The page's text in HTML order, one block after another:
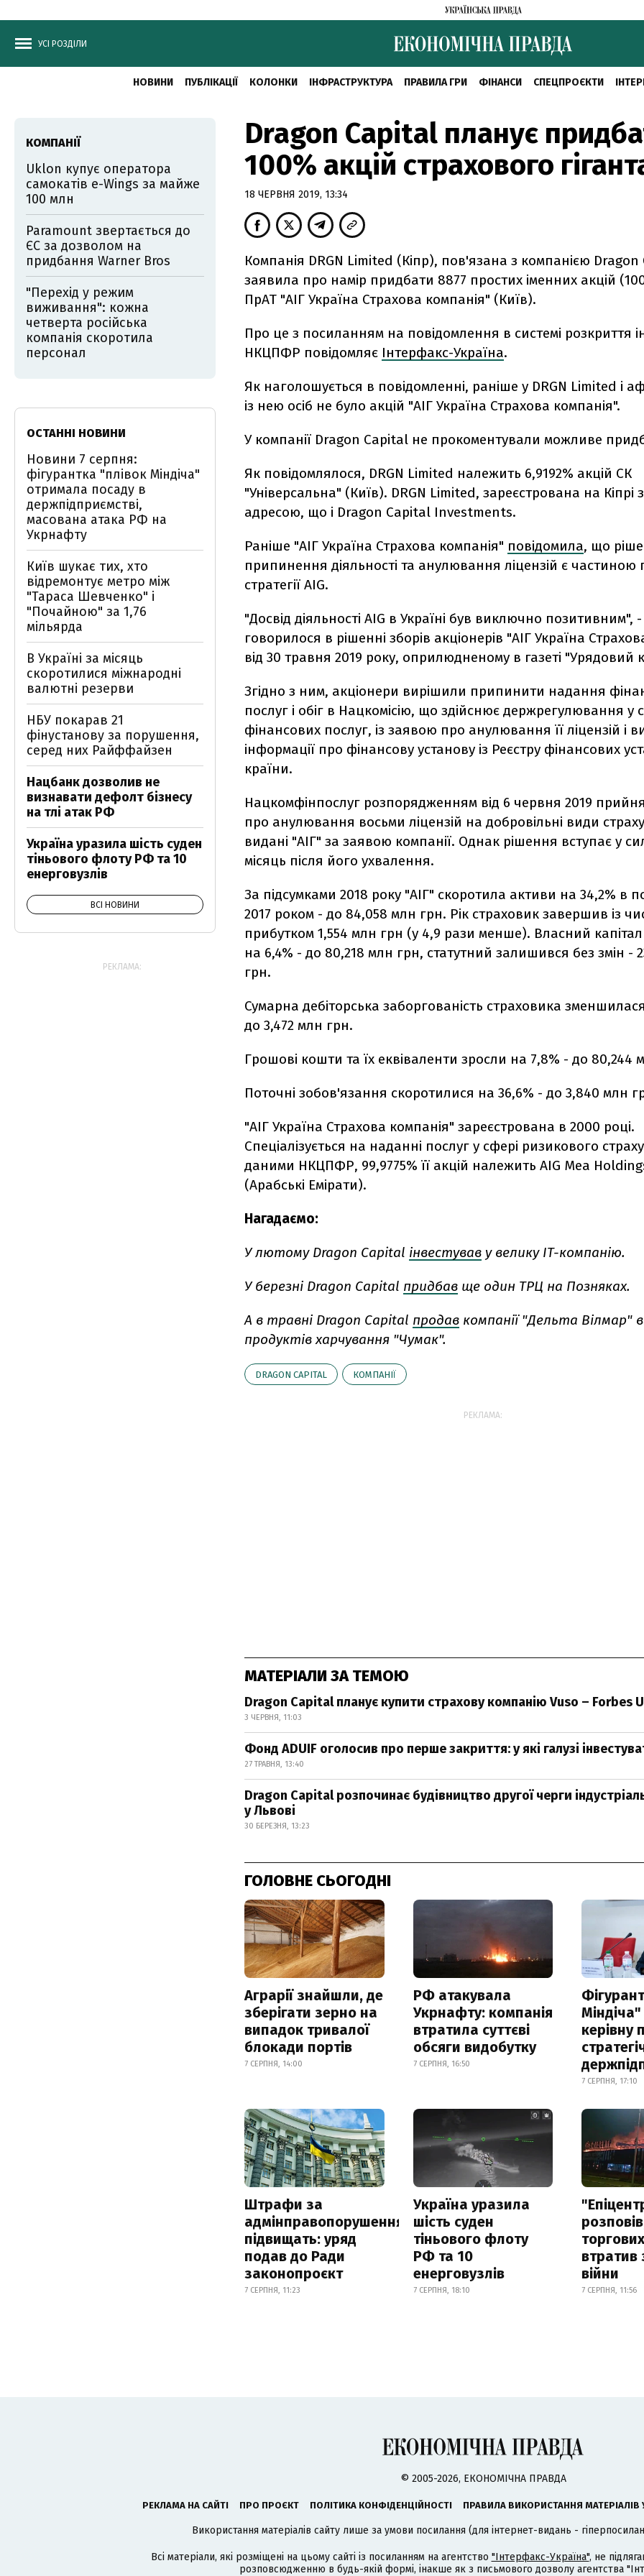
УСІ РОЗДІЛИ
НОВИНИ ПУБЛІКАЦІЇ КОЛОНКИ ІНФРАСТРУКТУРА ПРАВИЛА ГРИ ФІНАНСИ СПЕЦПРОЄКТИ
Dragon Capital планує
100% акцій страхового
18 ЧЕРВНЯ 2019, 13:34
Компанія DRGN Limited (Кіпр), пов'язана з компанією
заявила про намір придбати 8877 простих іменних акцій
ПрАТ "АІГ Україна Страхова компанія" (Київ).
Про це з посиланням на повідомлення в системі розкриття
НКЦПФР повідомляє Інтерфакс-Україна.
Як наголошується в повідомленні, раніше у DRGN Limited і
із нею осіб не було акцій "АІГ Україна Страхова компанія".
У компанії Dragon Capital не прокоментували можливе
Як повідомлялося, DRGN Limited належить 6,9192% акцій СК
"Універсальна" (Київ). DRGN Limited, зареєстрована на Кіпрі
адресою, що і Dragon Capital Investments.
Раніше "АІГ Україна Страхова компанія" повідомила, що
припинення діяльності та анулювання ліцензій є частиною
стратегії AIG.
"Досвід діяльності AIG в Україні був виключно позитивним", -
говорилося в рішенні зборів акціонерів "АІГ Україна
від 30 травня 2019 року, оприлюдненому в газеті "Урядовий
Згідно з ним, акціонери вирішили припинити надання
послуг і обіг в Нацкомісію, що здійснює держрегулювання у
фінансових послуг, із заявою про анулювання її ліцензій і
інформації про фінансову установу із Реєстру фінансових
країни.
Нацкомфінпослуг розпорядженням від 6 червня 2019
про анулювання восьми ліцензій на добровільні види
видані "АІГ" за заявою компанії. Однак рішення вступає у
місяць після його ухвалення.
За підсумками 2018 року "АІГ" скоротила активи на 34,2% в
2017 роком - до 84,058 млн грн. Рік страховик завершив із
прибутком 1,554 млн грн (у 4,9 рази менше). Власний
на 6,4% - до 80,218 млн грн, статутний залишився без змін -
грн.
Сумарна дебіторська заборгованість страховика
до 3,472 млн грн.
Грошові кошти та їх еквіваленти зросли на 7,8% - до 80,244
Поточні зобов'язання скоротилися на 36,6% - до 3,840 млн
"АІГ Україна Страхова компанія" зареєстрована в 2000 році.
Спеціалізується на наданні послуг у сфері ризикового
даними НКЦПФР, 99,9775% її акцій належить AIG Mea
(Арабські Емірати).
Нагадаємо:
У лютому Dragon Capital інвестував у велику IT-компанію.
У березні Dragon Capital придбав ще один ТРЦ на Позняках.
А в травні Dragon Capital продав компанії "Дельта Вілмар"
продуктів харчування "Чумак".
DRAGON СAPITAL КОМПАНІЇ
РЕКЛАМА:
МАТЕРІАЛИ ЗА ТЕМОЮ
Dragon Capital планує купити страхову компанію Vuso – Forbes
3 ЧЕРВНЯ, 11:03
Фонд ADUIF оголосив про перше закриття: у які галузі
27 ТРАВНЯ, 13:40
Dragon Capital розпочинає будівництво другої черги
у Львові
30 БЕРЕЗНЯ, 13:23
ГОЛОВНЕ СЬОГОДНІ
Аграрії знайшли, де
зберігати зерно на
випадок тривалої
блокади портів
7 СЕРПНЯ, 14:00
РФ атакувала
Укрнафту: компанія
втратила суттєві
обсяги видобутку
7 СЕРПНЯ, 16:50
керівну
7 СЕРПНЯ, 17:10
Штрафи за
адмінправопорушення
підвищать: уряд
подав до Ради
законопроєкт
7 СЕРПНЯ, 11:23
Україна уразила
шість суден
тіньового флоту
РФ та 10
енерговузлів
7 СЕРПНЯ, 18:10
втратив
війни
7 СЕРПНЯ, 11:56
КОМПАНІЇ
Uklon купує оператора
самокатів e-Wings за майже
100 млн
Paramount звертається до
ЄС за дозволом на
придбання Warner Bros
"Перехід у режим
виживання": кожна
четверта російська
компанія скоротила
персонал
ОСТАННІ НОВИНИ
Новини 7 серпня:
фігурантка "плівок Міндіча"
отримала посаду в
держпідприємстві,
масована атака РФ на
Укрнафту
Київ шукає тих, хто
відремонтує метро між
"Тараса Шевченко" і
"Почайною" за 1,76
мільярда
В Україні за місяць
скоротилися міжнародні
валютні резерви
НБУ покарав 21
фінустанову за порушення,
серед них Райффайзен
Нацбанк дозволив не
визнавати дефолт бізнесу
на тлі атак РФ
Україна уразила шість суден
тіньового флоту РФ та 10
енерговузлів
ВСІ НОВИНИ
РЕКЛАМА:
© 2005-2026, ЕКОНОМІЧНА ПРАВДА
РЕКЛАМА НА САЙТІ ПРО ПРОЄКТ ПОЛІТИКА КОНФІДЕНЦІЙНОСТІ ПРАВИЛА ВИКОРИСТАННЯ МАТЕРІАЛІВ
Використання матеріалів сайту лише за умови посилання (для інтернет-видань -
Всі матеріали, які розміщені на цьому сайті із посиланням на агентство "Інтерфакс-Україна", не
розповсюдженню в будь-якій формі, інакше як з письмового дозволу агентства